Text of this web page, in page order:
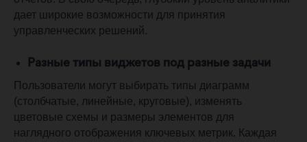
дает широкие возможности для принятия
управленческих решений.
Разные типы виджетов под разные задачи
Пользователи могут выбирать типы диаграмм
(столбчатые, линейные, круговые), изменять
цветовые схемы и размеры элементов для
наглядного отображения ключевых метрик. Каждая